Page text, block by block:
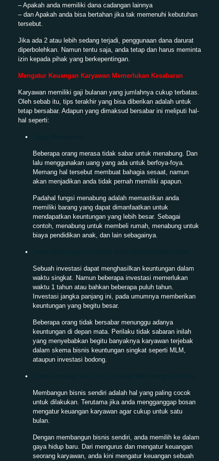
– Apakah anda memiliki dana cadangan lainnya
– dan Apakah anda bisa bertahan jika tak memenuhi kebutuhan
tersebut.
Jika ada 2 atau lebih sedang terjadi, penggunaan dana darurat
diperbolehkan. Namun tentu saja, anda tetap dan harus meminta
izin kepada pihak yang berkepentingan.
Mengatur Keuangan Karyawan Memerlukan Kesabaran
Karyawan memiliki gaji bulanan yang jumlahnya cukup terbatas.
Oleh sebab itu, tips terakhir yang bisa diberikan adalah untuk
tetap bersabar. Adapun yang dimaksud bersabar ini meliputi hal-
hal seperti:
Beberapa orang merasa tidak sabar untuk menabung. Dan
lalu menggunakan uang yang ada untuk berfoya-foya.
Memang hal tersebut membuat bahagia sesaat, namun
akan menjadikan anda tidak pernah memiliki apapun.
Padahal fungsi menabung adalah memastikan anda
memiliki barang yang dapat dimanfaatkan untuk
mendapatkan keuntungan yang lebih besar. Sebagai
contoh, menabung untuk membeli rumah, menabung untuk
biaya pendidikan anak, dan lain sebagainya.
Sebuah investasi dapat menghasilkan keuntungan dalam
waktu singkat. Namun beberapa investasi memerlukan
waktu 1 tahun atau bahkan beberapa puluh tahun.
Investasi jangka panjang ini, pada umumnya memberikan
keuntungan yang begitu besar.
Beberapa orang tidak bersabar menunggu adanya
keuntungan di depan mata. Perilaku tidak sabaran inilah
yang menyebabkan begitu banyaknya karyawan terjebak
dalam skema bisnis keuntungan singkat seperti MLM,
ataupun investasi bodong.
Membangun bisnis sendiri adalah hal yang paling cocok
untuk dilakukan. Terutama jika anda mengganggap bosan
mengatur keuangan karyawan agar cukup untuk satu
bulan.
Dengan membangun bisnis sendiri, anda memilih ke dalam
gaya hidup baru. Dari mengurus dan mengatur keuangan
seorang karyawan, anda kini mengatur keuangan sebuah